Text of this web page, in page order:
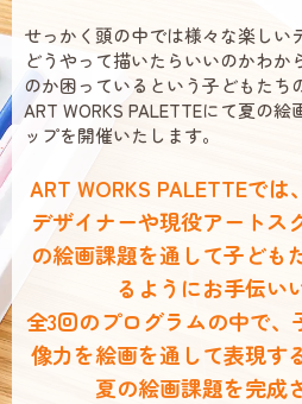
せっかく頭の中では様々な楽しい
どうやって描いたらいいのかわか
のか困っているという子どもたち
ART WORKS PALETTEにて夏の
ップを開催いたします。
ART WORKS PALETTEで
デザイナーや現役アートス
の絵画課題を通して子ども
るようにお手伝い
全3回のプログラムの中で
像力を絵画を通して表現す
夏の絵画課題を完成